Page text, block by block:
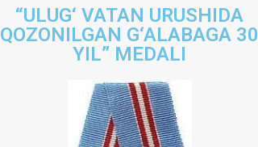
“ULUG‘ VATAN URUSHIDA
QOZONILGAN G‘ALABAGA 30
YIL” MEDALI